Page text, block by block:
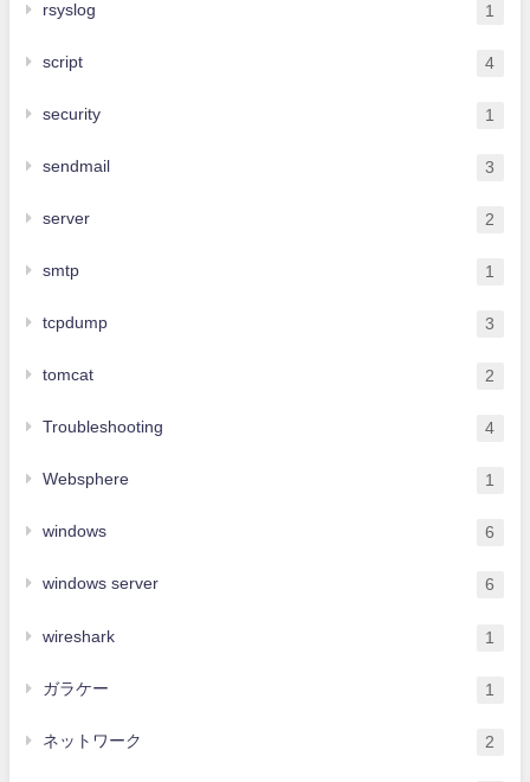
rsyslog 1
script 4
security 1
sendmail 3
server 2
smtp 1
tcpdump 3
tomcat 2
Troubleshooting 4
Websphere 1
windows 6
windows server 6
wireshark 1
ガラケー 1
ネットワーク 2